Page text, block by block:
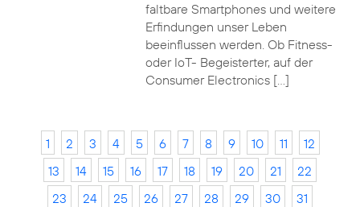
faltbare Smartphones und weitere
Erfindungen unser Leben
beeinflussen werden. Ob Fitness-
oder IoT- Begeisterter, auf der
Consumer Electronics […]
1 2 3 4 5 6 7 8 9 10 11
12
13
14 15 16 17 18 19 20 21
22
23
24 25 26 27 28 29 30
31